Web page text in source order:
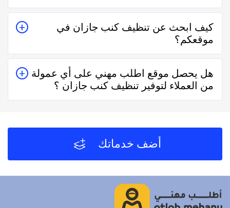
نعم تنظيف كنب جازان في موقع اطلب مهني ذو ثقة في
التعامل فكل الفنيين والشركات يتم تقييمهم من عملاء
حقيقيين وهذا يدل على جودة الخدمة.
كيف ابحث عن تنظيف كنب جازان في
موقعكم؟
يُمكنك البحث عن تنظيف كنب جازان في موقعنا من خلال
تحديد المنطقة ثم تحديد المهنة وإختيار الفني الأقرب إليك
والأفضل تقييماً فموقع اطلب مهني يعتمد على تقييم الفنيين
والشركات من خلال العملاء بعد كل زيارة لهم.
هل يحصل موقع اطلب مهني على أي عمولة
من العملاء لتوفير تنظيف كنب جازان ؟
أضف خدماتك